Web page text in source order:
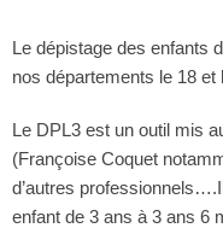
Le dépistage des enfants
nos départements le 18
Le DPL3 est un outil mis
(Françoise Coquet
d’autres
enfant de 3 ans à 3 ans 6